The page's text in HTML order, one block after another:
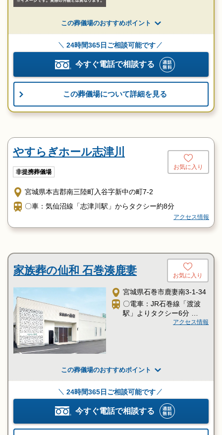
この葬儀場のおすすめポイント
24時間365日ご相談可能です
今すぐ電話で相談する
この葬儀場について詳細を見る
やすらぎホール志津川
非提携葬儀場
お気に入り
宮城県本吉郡南三陸町入谷字新中の町7-2
〇車：気仙沼線「志津川駅」からタクシー約8分
アクセス情報
家族葬の仙和 石巻湊鹿妻 お気に入り
宮城県石巻市鹿妻南3-1-34
〇電車：JR石巻線「渡波
駅」よりタクシー6分
〇電車：石巻駅前よりミヤ
で10分
〇車：金華山道沿い
〇車：「石巻信用金庫 鹿妻
支店」様近く
アクセス情報
この葬儀場のおすすめポイント
24時間365日ご相談可能です
今すぐ電話で相談する